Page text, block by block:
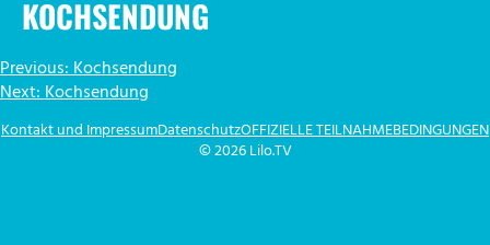
KOCHSENDUNG
BEITRAGSNAVIGATION
Previous:Kochsendung
Next:Kochsendung
© 2026 Lilo.TV
Kontakt und ImpressumDatenschutzOFFIZIELLE TEILNAHMEBEDINGUNGEN